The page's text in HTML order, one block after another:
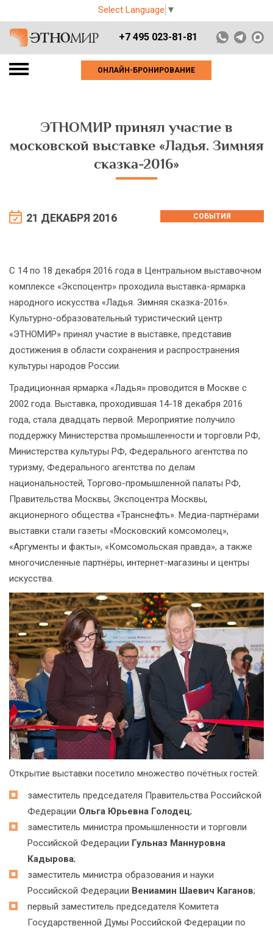
Select Language ▼
+7 495 023-81-81
ОНЛАЙН-БРОНИРОВАНИЕ
ЭТНОМИР принял участие в
московской выставке «Ладья. Зимняя
сказка-2016»
21 ДЕКАБРЯ 2016 СОБЫТИЯ
С 14 по 18 декабря 2016 года в Центральном выставочном
комплексе «Экспоцентр» проходила выставка-ярмарка
народного искусства «Ладья. Зимняя сказка-2016».
Культурно-образовательный туристический центр
«ЭТНОМИР» принял участие в выставке, представив
достижения в области сохранения и распространения
культуры народов России.
Традиционная ярмарка «Ладья» проводится в Москве с
2002 года. Выставка, проходившая 14-18 декабря 2016
года, стала двадцать первой. Мероприятие получило
поддержку Министерства промышленности и торговли РФ,
Министерства культуры РФ, Федерального агентства по
туризму, Федерального агентства по делам
национальностей, Торгово-промышленной палаты РФ,
Правительства Москвы, Экспоцентра Москвы,
акционерного общества «Транснефть». Медиа-партнёрами
выставки стали газеты «Московский комсомолец»,
«Аргументы и факты», «Комсомольская правда», а также
многочисленные партнёры, интернет-магазины и центры
искусства.
Открытие выставки посетило множество почётных гостей:
заместитель председателя Правительства Российской
Федерации Ольга Юрьевна Голодец;
заместитель министра промышленности и торговли
Российской Федерации Гульназ Маннуровна
Кадырова;
заместитель министра образования и науки
Российской Федерации Вениамин Шаевич Каганов;
первый заместитель председателя Комитета
Государственной Думы Российской Федерации по